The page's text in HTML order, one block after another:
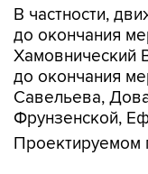
Хамовнический
до окончания
Савельева,
Фрунзенской,
Кроме того, на